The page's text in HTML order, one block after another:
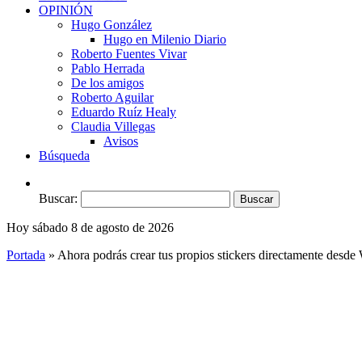
OPINIÓN
Hugo González
Hugo en Milenio Diario
Roberto Fuentes Vivar
Pablo Herrada
De los amigos
Roberto Aguilar
Eduardo Ruíz Healy
Claudia Villegas
Avisos
Búsqueda
Buscar:
Hoy sábado 8 de agosto de 2026
Portada » Ahora podrás crear tus propios stickers directamente desde